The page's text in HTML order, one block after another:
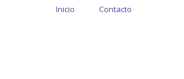
Inicio Contacto